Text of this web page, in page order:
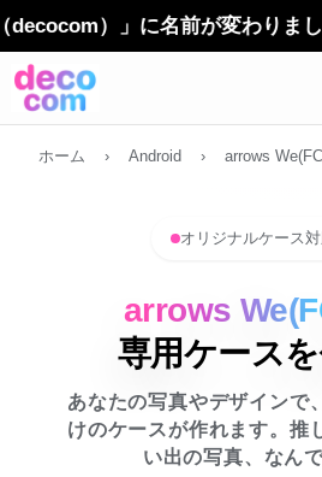
」に名前が変わりました。サ
ホーム › Android › arrows
オリジナルケース
arrows
専用ケース
あなたの写真やデザインで
けのケースが作れます。推
い出の写真、なん